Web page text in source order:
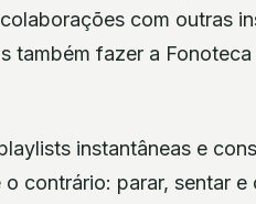
com outras
também fazer a
instantâneas e
contrário: parar, sentar e